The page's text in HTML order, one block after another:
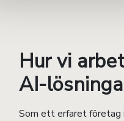
Hur vi
AI-
Som ett erfaret företag